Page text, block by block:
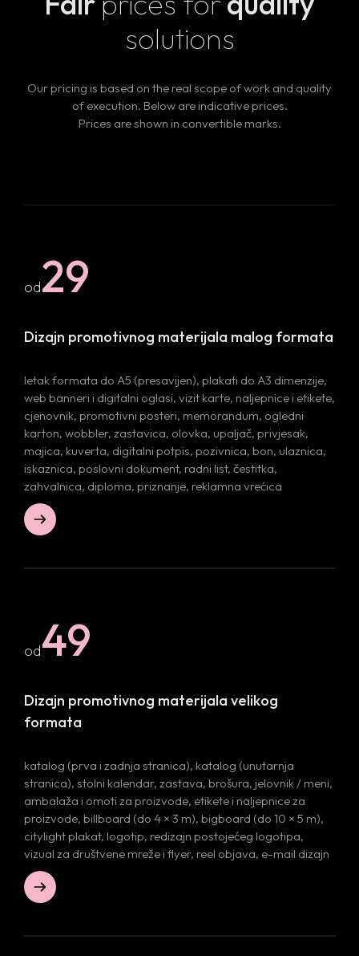
solutions
Our pricing is based on the real scope of work and quality
of execution. Below are indicative prices.
Prices are shown in convertible marks.
od29
Dizajn promotivnog materijala malog formata
letak formata do A5 (presavijen), plakati do A3 dimenzije,
web banneri i digitalni oglasi, vizit karte, naljepnice i etikete,
cjenovnik, promotivni posteri, memorandum, ogledni
karton, wobbler, zastavica, olovka, upaljač, privjesak,
majica, kuverta, digitalni potpis, pozivnica, bon, ulaznica,
iskaznica, poslovni dokument, radni list, čestitka,
zahvalnica, diploma, priznanje, reklamna vrećica
od49
Dizajn promotivnog materijala velikog
formata
katalog (prva i zadnja stranica), katalog (unutarnja
stranica), stolni kalendar, zastava, brošura, jelovnik / meni,
ambalaža i omoti za proizvode, etikete i naljepnice za
proizvode, billboard (do 4 × 3 m), bigboard (do 10 × 5 m),
citylight plakat, logotip, redizajn postojećeg logotipa,
vizual za društvene mreže i flyer, reel objava, e-mail dizajn